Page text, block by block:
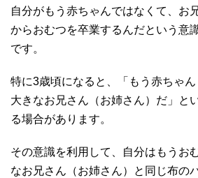
自分がもう赤ちゃんではなくて、お
からおむつを卒業するんだという意
です。
特に3歳頃になると、「もう赤ちゃ
大きなお兄さん（お姉さん）だ」と
る場合があります。
その意識を利用して、自分はもうお
なお兄さん（お姉さん）と同じ布の